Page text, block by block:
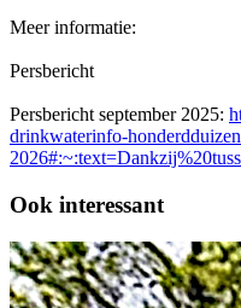
Meer informatie:
Persbericht
Persbericht september 2025:
drinkwaterinfo-
Ook interessant